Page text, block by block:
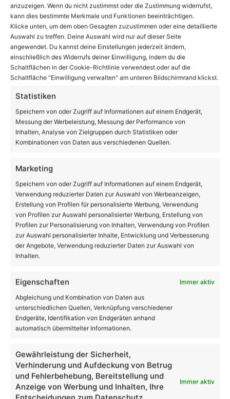
anzuzeigen. Wenn du nicht zustimmst oder die Zustimmung widerrufst,
kann dies bestimmte Merkmale und Funktionen beeinträchtigen.
Klicke unten, um dem oben Gesagten zuzustimmen oder eine detaillierte
Auswahl zu treffen. Deine Auswahl wird nur auf dieser Seite
angewendet. Du kannst deine Einstellungen jederzeit ändern,
einschließlich des Widerrufs deiner Einwilligung, indem du die
Schaltflächen in der Cookie-Richtlinie verwendest oder auf die
Schaltfläche "Einwilligung verwalten" am unteren Bildschirmrand klickst.
Statistiken
Speichern von oder Zugriff auf Informationen auf einem Endgerät,
Messung der Werbeleistung, Messung der Performance von
Inhalten, Analyse von Zielgruppen durch Statistiken oder
Kombinationen von Daten aus verschiedenen Quellen.
Marketing
Speichern von oder Zugriff auf Informationen auf einem Endgerät,
Verwendung reduzierter Daten zur Auswahl von Werbeanzeigen,
Erstellung von Profilen für personalisierte Werbung, Verwendung
von Profilen zur Auswahl personalisierter Werbung, Erstellung von
Profilen zur Personalisierung von Inhalten, Verwendung von Profilen
zur Auswahl personalisierter Inhalte, Entwicklung und Verbesserung
der Angebote, Verwendung reduzierter Daten zur Auswahl von
Inhalten.
Eigenschaften
Immer aktiv
Abgleichung und Kombination von Daten aus
unterschiedlichen Quellen, Verknüpfung verschiedener
Endgeräte, Identifikation von Endgeräten anhand
automatisch übermittelter Informationen.
Gewährleistung der Sicherheit,
Verhinderung und Aufdeckung von Betrug
und Fehlerbehebung, Bereitstellung und
Anzeige von Werbung und Inhalten, Ihre
Immer aktiv
Wochenende, Sonne und Veranstaltungen in
Bernau und Drumherum
Kunst- und Handwerkermarkt, verkaufsoffener
Sonntag, Veranstaltungen
Volltextsuche
Suchen
19
22º - 16º